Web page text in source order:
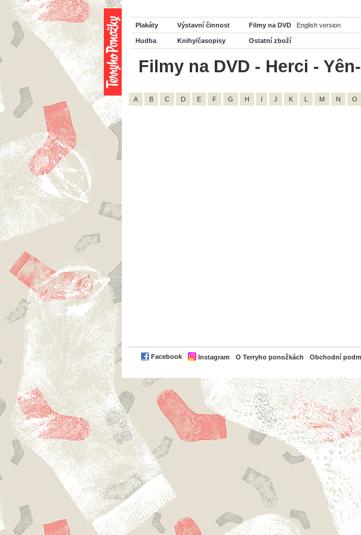
Plakáty Výstavní činnost Filmy na DVD English version
Hudba Knihy/časopisy Ostatní zboží
Filmy na DVD - Herci -
A B C D E F G H I J K L M N O
Facebook Instagram O Terryho ponožkách Obchodní
PayPal